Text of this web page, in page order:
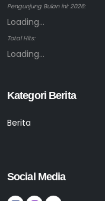
Pengunjung Bulan ini: 2026:
Loading...
Total Hits:
Loading...
Kategori Berita
Berita
Social Media